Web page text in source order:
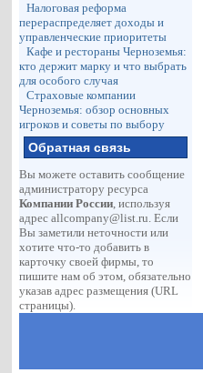
Налоговая реформа
перераспределяет доходы и
управленческие приоритеты
Кафе и рестораны Черноземья:
кто держит марку и что выбрать
для особого случая
Страховые компании
Черноземья: обзор основных
игроков и советы по выбору
Обратная связь
Вы можете оставить сообщение
администратору ресурса
Компании России, используя
адресallcompany@list.ru. Если
Вы заметили неточности или
хотите что-то добавить в
карточку своей фирмы, то
пишите нам об этом, обязательно
указав адрес размещения (URL
страницы).